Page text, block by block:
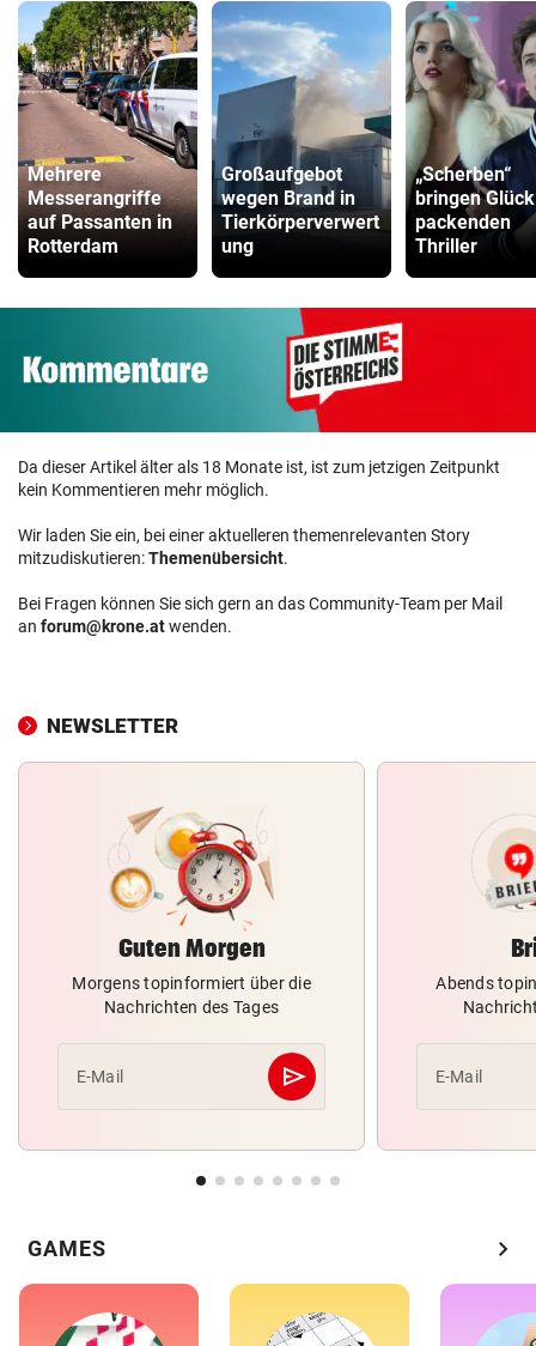
Mehrere
Messerangriffe
auf Passanten in
Rotterdam
Großaufgebot
wegen Brand in
Tierkörperverwert
ung
„Scherben“
bringen
packenden
Thriller
Da dieser Artikel älter als 18 Monate ist, ist zum jetzigen Zeitpunkt
kein Kommentieren mehr möglich.
Wir laden Sie ein, bei einer aktuelleren themenrelevanten Story
mitzudiskutieren:Themenübersicht.
Bei Fragen können Sie sich gern an das Community-Team per Mail
an forum@krone.atwenden.
NEWSLETTER
Guten Morgen
Morgens topinformiert über die
Nachrichten des Tages
E-Mail send
Abschicken
Abends
E-Mail
GAMES chevron_right